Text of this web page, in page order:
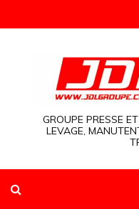
to
GROUPE PRESSE
LEVAGE,